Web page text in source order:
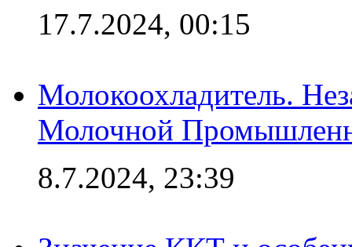
17.7.2024, 00:15
Молокоохладитель.
Молочной
8.7.2024, 23:39